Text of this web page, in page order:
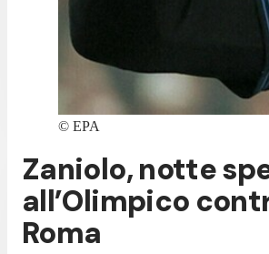
© EPA
Zaniolo, notte
all’Olimpico
Roma